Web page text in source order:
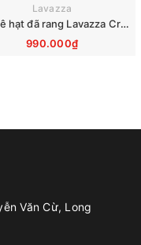
Lavazza
Cà phê hạt đã rang Lavazza Crema e Aroma 1000g Date 30-1-2028
990.000₫
Văn Cừ, Long